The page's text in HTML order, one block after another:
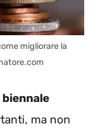
migliorare la
ma non